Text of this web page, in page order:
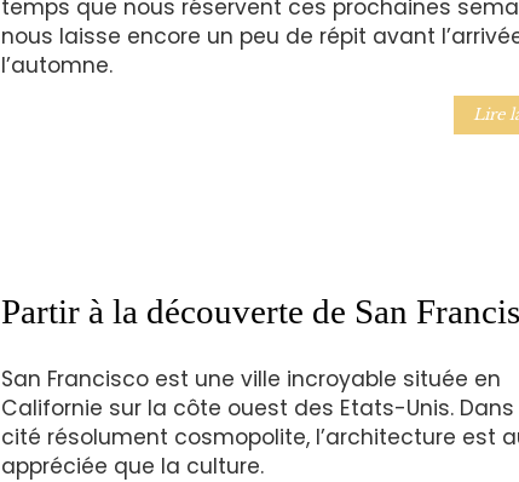
temps que nous réservent ces prochaines
nous laisse encore un peu de répit avant
l’automne.
Lire
Partir à la découverte de San
San Francisco est une ville incroyable située en
Californie sur la côte ouest des Etats-Unis.
cité résolument cosmopolite, l’architecture est
appréciée que la culture.